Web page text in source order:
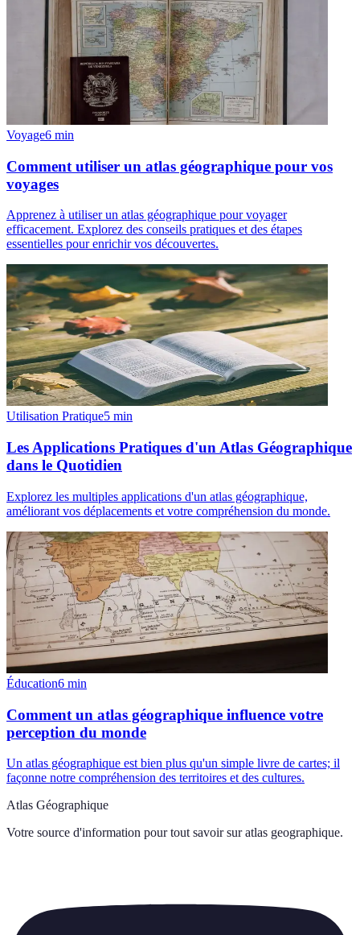
Voyage6 min
Comment utiliser un atlas géographique pour vos
voyages
Apprenez à utiliser un atlas géographique pour voyager
efficacement. Explorez des conseils pratiques et des étapes
essentielles pour enrichir vos découvertes.
Utilisation Pratique5 min
Les Applications Pratiques d'un Atlas Géographique
dans le Quotidien
Explorez les multiples applications d'un atlas géographique,
améliorant vos déplacements et votre compréhension du monde.
Éducation6 min
Comment un atlas géographique influence votre
perception du monde
Un atlas géographique est bien plus qu'un simple livre de cartes; il
façonne notre compréhension des territoires et des cultures.
Atlas Géographique
Votre source d'information pour tout savoir sur atlas geographique.